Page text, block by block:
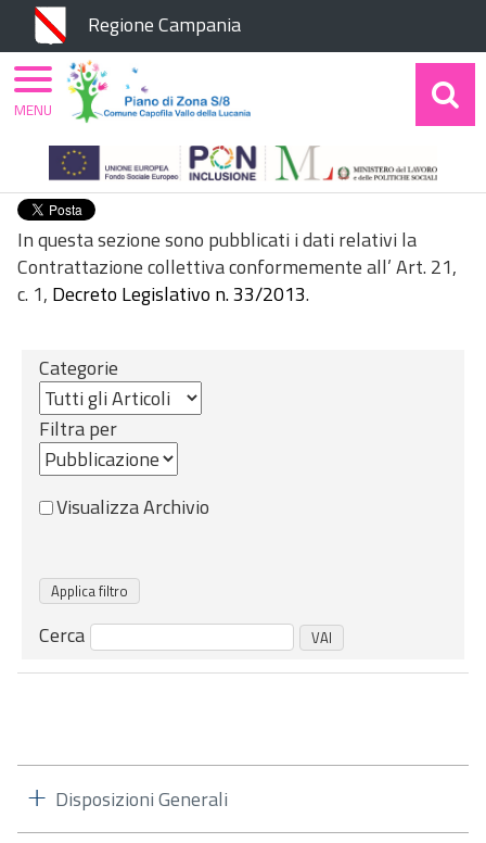
Regione Campania
MENUHome
Amministrazione Trasparente
Personale
Contrattazione collettiva
In questa sezione sono pubblicati i dati relativi la
Contrattazione collettiva conformemente all’ Art. 21,
c. 1, Decreto Legislativo n. 33/2013.
Categorie
Filtra per
Visualizza Archivio
Cerca
Disposizioni Generali